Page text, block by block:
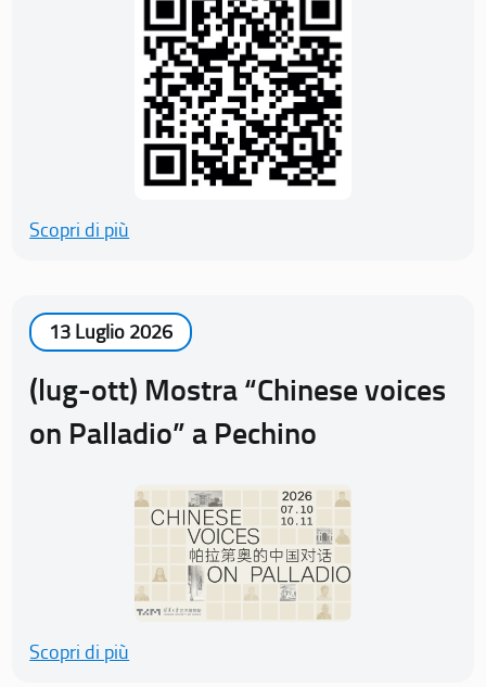
Scopri di più
13 Luglio 2026
(lug-ott) Mostra “Chinese voices
on Palladio” a Pechino
Scopri di più